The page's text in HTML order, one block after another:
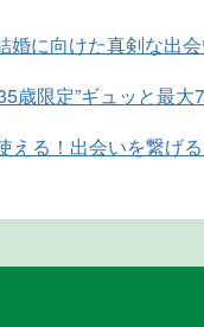
婚に向けた真剣な出
歳限定”ギュッと最大
える！出会いを繋げ